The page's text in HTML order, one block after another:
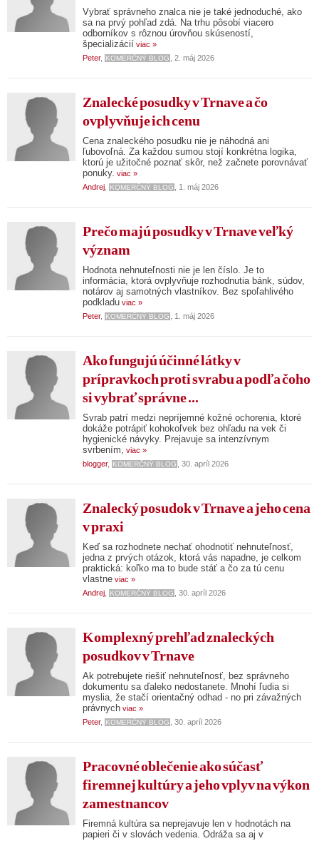
Vybrať správneho znalca nie je také jednoduché, ako
sa na prvý pohľad zdá. Na trhu pôsobí viacero
odborníkov s rôznou úrovňou skúseností,
špecializácií viac »
Peter, KOMERČNÝ BLOG , 2. máj 2026
Znalecké posudky v Trnave a čo
ovplyvňuje ich cenu
Cena znaleckého posudku nie je náhodná ani
ľubovoľná. Za každou sumou stojí konkrétna logika,
ktorú je užitočné poznať skôr, než začnete porovnávať
ponuky. viac »
Andrej
KOMERČNÝ BLOG , 1. máj 2026
Prečo majú posudky v Trnave veľký
význam
Hodnota nehnuteľnosti nie je len číslo. Je to
informácia, ktorá ovplyvňuje rozhodnutia bánk, súdov,
notárov aj samotných vlastníkov. Bez spoľahlivého
podkladu viac »
Peter, KOMERČNÝ BLOG , 1. máj 2026
Ako fungujú účinné látky v
prípravkoch proti svrabu a podľa čoho
si vybrať správne ...
Svrab patrí medzi nepríjemné kožné ochorenia, ktoré
dokáže potrápiť kohokoľvek bez ohľadu na vek či
hygienické návyky. Prejavuje sa intenzívnym
svrbením, viac »
blogger, KOMERČNÝ BLOG , 30. apríl 2026
Znalecký posudok v Trnave a jeho cena
v praxi
Keď sa rozhodnete nechať ohodnotiť nehnuteľnosť,
jedna z prvých otázok, ktorá vás napadne, je celkom
praktická: koľko ma to bude stáť a čo za tú cenu
vlastne viac »
Andrej
KOMERČNÝ BLOG , 30. apríl 2026
Komplexný prehľad znaleckých
posudkov v Trnave
Ak potrebujete riešiť nehnuteľnosť, bez správneho
dokumentu sa ďaleko nedostanete. Mnohí ľudia si
myslia, že stačí orientačný odhad - no pri závažných
právnych viac »
Peter, KOMERČNÝ BLOG , 30. apríl 2026
Pracovné oblečenie ako súčasť
firemnej kultúry a jeho vplyv na výkon
zamestnancov
Firemná kultúra sa neprejavuje len v hodnotách na
papieri či v slovách vedenia. Odráža sa aj v